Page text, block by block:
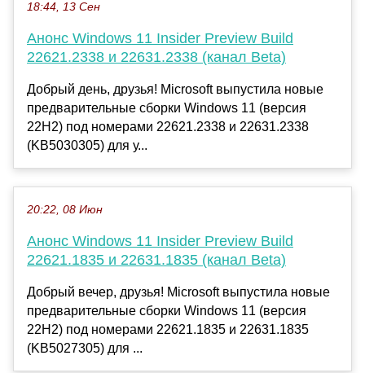
18:44, 13 Сен
Анонс Windows 11 Insider Preview Build
22621.2338 и 22631.2338 (канал Beta)
Добрый день, друзья! Microsoft выпустила новые
предварительные сборки Windows 11 (версия
22H2) под номерами 22621.2338 и 22631.2338
(KB5030305) для у...
20:22, 08 Июн
Анонс Windows 11 Insider Preview Build
22621.1835 и 22631.1835 (канал Beta)
Добрый вечер, друзья! Microsoft выпустила новые
предварительные сборки Windows 11 (версия
22H2) под номерами 22621.1835 и 22631.1835
(KB5027305) для ...